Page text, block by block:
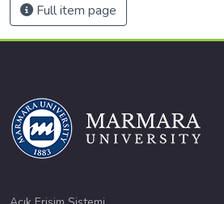
Full item page